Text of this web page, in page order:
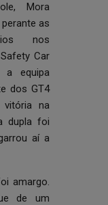
Mora
as
nos
Car
a equipa
dos GT4
na
dupla foi
aí a
amargo.
de um